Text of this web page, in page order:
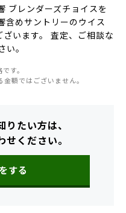
ブレンダーズチョイスを
含めサントリーのウイス
います。 査定、ご相談な
。
す。
額ではございません。
たい方は、
ください。
する